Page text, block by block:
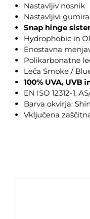
Nastavljiv nosnik
Nastavljivi
Snap hinge
Hydrophobic in
Enostavna
Polikarbonatne
Leča Smoke /
100% UVA, UVB
EN ISO 12312-1,
Barva okvirja:
Vključena